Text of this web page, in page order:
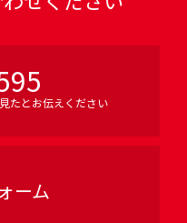
たとお伝えください
ーム